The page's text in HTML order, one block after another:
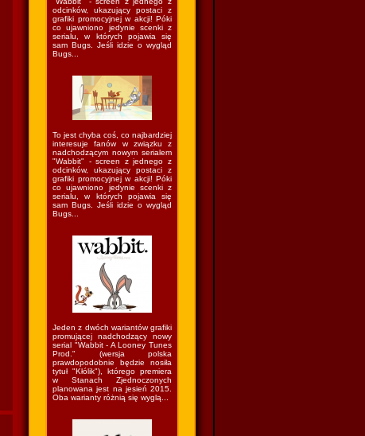
odcinków, ukazujący postaci z
grafiki promocyjnej w akcji! Póki
co ujawniono jedynie scenki z
serialu, w których pojawia się
sam Bugs. Jeśli idzie o wygląd
Bugs...
To jest chyba coś, co najbardziej
interesuje fanów w związku z
nadchodzącym nowym serialem
"Wabbit" - screen z jednego z
odcinków, ukazujący postaci z
grafiki promocyjnej w akcji! Póki
co ujawniono jedynie scenki z
serialu, w których pojawia się
sam Bugs. Jeśli idzie o wygląd
Bugs...
Jeden z dwóch wariantów grafiki
promującej nadchodzący nowy
serial "Wabbit - A Looney Tunes
Prod." (wersja polska
prawdopodobnie będzie nosiła
tytuł "Kłólik"), którego premiera
w Stanach Zjednoczonych
planowana jest na jesień 2015.
Oba warianty różnią się wyglą...